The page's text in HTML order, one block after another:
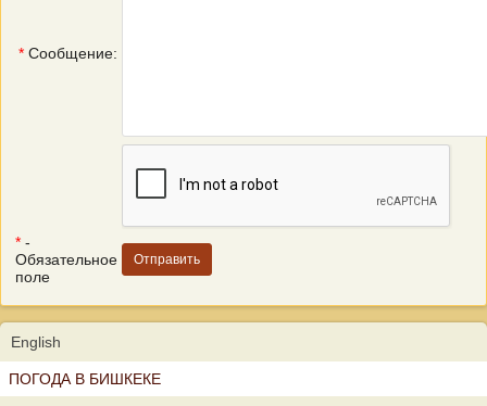
* Сообщение:
* -
Обязательное
поле
English
ПОГОДА В БИШКЕКЕ